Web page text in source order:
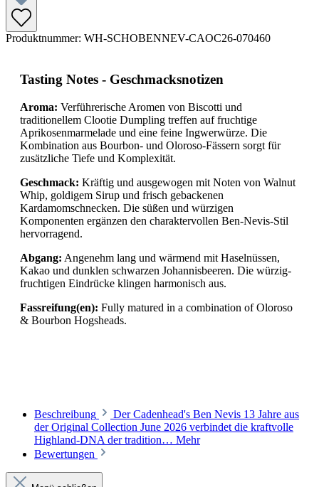
Produktnummer: WH-SCHOBENNEV-CAOC26-070460
Tasting Notes - Geschmacksnotizen
Aroma: Verführerische Aromen von Biscotti und
traditionellem Clootie Dumpling treffen auf fruchtige
Aprikosenmarmelade und eine feine Ingwerwürze. Die
Kombination aus Bourbon- und Oloroso-Fässern sorgt für
zusätzliche Tiefe und Komplexität.
Geschmack: Kräftig und ausgewogen mit Noten von Walnut
Whip, goldigem Sirup und frisch gebackenen
Kardamomschnecken. Die süßen und würzigen
Komponenten ergänzen den charaktervollen Ben-Nevis-Stil
hervorragend.
Abgang: Angenehm lang und wärmend mit Haselnüssen,
Kakao und dunklen schwarzen Johannisbeeren. Die würzig-
fruchtigen Eindrücke klingen harmonisch aus.
Fassreifung(en): Fully matured in a combination of Oloroso
& Bourbon Hogsheads.
Beschreibung
Der Cadenhead's Ben Nevis 13 Jahre aus
der Original Collection June 2026 verbindet die kraftvolle
Highland-DNA der tradition… Mehr
Bewertungen